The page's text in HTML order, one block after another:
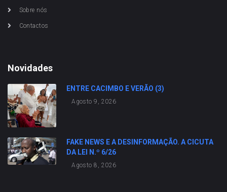
Sobre nós
Contactos
Novidades
ENTRE CACIMBO E VERÃO (3)
Agosto 9, 2026
FAKE NEWS E A DESINFORMAÇÃO. A CICUTA
DA LEI N.º 6/26
Agosto 8, 2026